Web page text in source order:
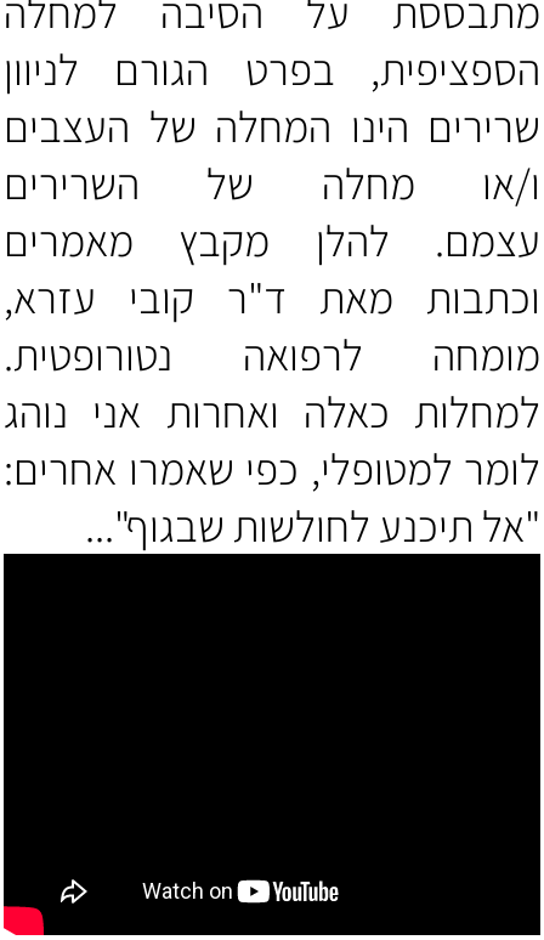
הספציפית, בפרט הגורם לניוון
שרירים הינו המחלה של העצבים
ו/או מחלה של השרירים
עצמם. להלן מקבץ מאמרים
וכתבות מאת ד"ר קובי עזרא,
מומחה לרפואה נטורופטית.
למחלות כאלה ואחרות אני נוהג
לומר למטופלי, כפי שאמרו אחרים:
"אל תיכנע לחולשות שבגוף"...